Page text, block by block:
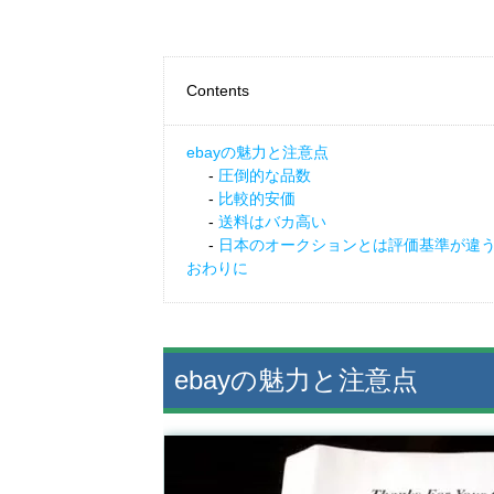
Contents
ebayの魅力と注意点
圧倒的な品数
比較的安価
送料はバカ高い
日本のオークションとは評価基準が違
おわりに
ebayの魅力と注意点